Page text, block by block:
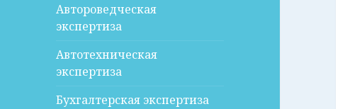
Автороведческая
экспертиза
Автотехническая
экспертиза
Бухгалтерская экспертиза